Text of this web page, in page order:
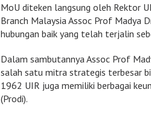
MoU diteken langsung oleh Rektor
Branch Malaysia Assoc Prof Madya
hubungan baik yang telah terjalin
Dalam sambutannya Assoc Prof
salah satu mitra strategis terbesar
1962 UIR juga memiliki berbagai
(Prodi).